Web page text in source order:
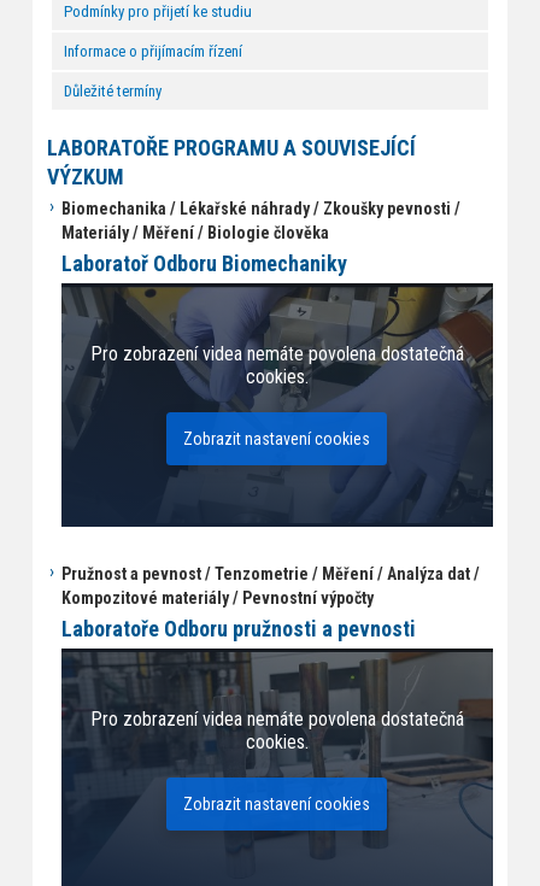
Podmínky pro přijetí ke studiu
Informace o přijímacím řízení
Důležité termíny
LABORATOŘE PROGRAMU A SOUVISEJÍCÍ
VÝZKUM
Biomechanika / Lékařské náhrady / Zkoušky pevnosti /
Materiály / Měření / Biologie člověka
Laboratoř Odboru Biomechaniky
Pro zobrazení videa nemáte povolena dostatečná
cookies.
Zobrazit nastavení cookies
Pružnost a pevnost / Tenzometrie / Měření / Analýza dat /
Kompozitové materiály / Pevnostní výpočty
Laboratoře Odboru pružnosti a pevnosti
Pro zobrazení videa nemáte povolena dostatečná
cookies.
Zobrazit nastavení cookies